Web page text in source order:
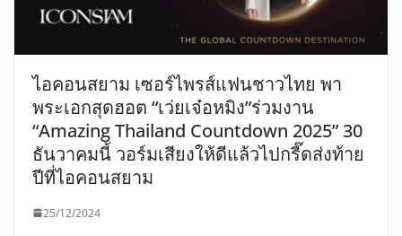
ไอคอนสยาม เซอร์ไพรส์แฟนชาวไทย พา
พระเอกสุดฮอต “เว่ยเจ๋อหมิง”ร่วมงาน
“Amazing Thailand Countdown 2025” 30
ธันวาคมนี้ วอร์มเสียงให้ดีแล้วไปกรี๊ดส่งท้าย
ปีที่ไอคอนสยาม
25/12/2024